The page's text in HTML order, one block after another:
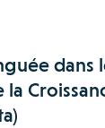
dans